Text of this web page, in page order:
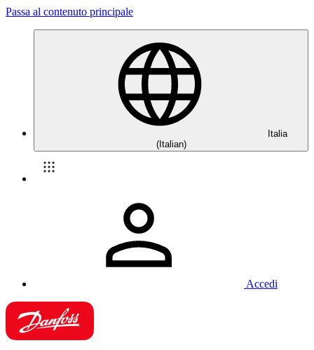
Passa al contenuto principale
Italia
(Italian)
Accedi